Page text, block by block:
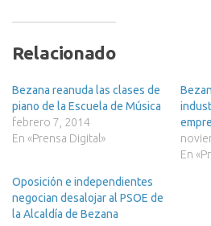
Relacionado
Bezana reanuda las clases de
piano de la Escuela de Música
febrero 7, 2014
En «Prensa Digital»
En
Oposición e independientes
negocian desalojar al PSOE de
la Alcaldía de Bezana